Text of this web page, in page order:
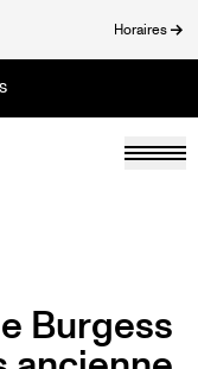
Horaires
Burgess